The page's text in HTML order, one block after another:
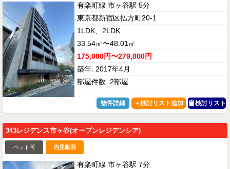
有楽町線 市ヶ谷駅 5分
東京都新宿区払方町20-1
1LDK、2LDK
33.54㎡〜48.01㎡
175,000円〜279,000円
築年: 2017年4月
部屋件数: 2部屋
物件詳細 検討リスト
343レジデンス市ヶ谷(オープンレジデンシア)
ペット可 内見動画
有楽町線 市ヶ谷駅 7分